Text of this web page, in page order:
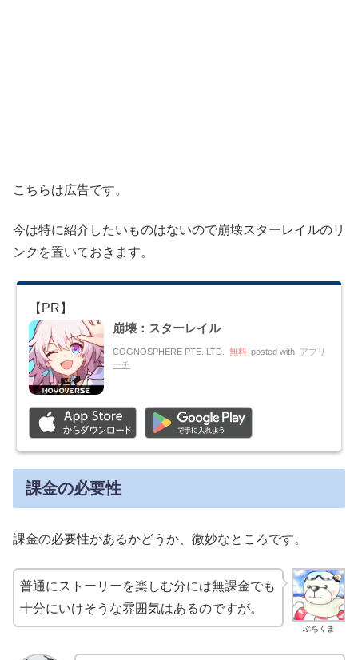
こちらは広告です。
今は特に紹介したいものはないので崩壊スターレイルのリ
ンクを置いておきます。
崩壊：スターレイル
COGNOSPHERE PTE. LTD. 無料 posted with アプリ
ーチ
課金の必要性
課金の必要性があるかどうか、微妙なところです。
ぶちくま
普通にストーリーを楽しむ分には無課金でも
十分にいけそうな雰囲気はあるのですが。